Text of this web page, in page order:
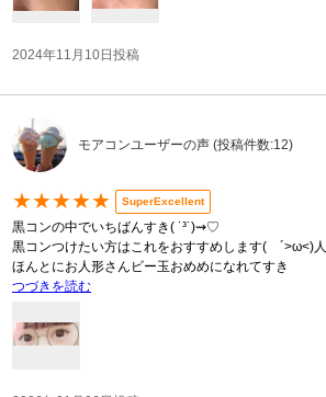
2024年11月10日投稿
モアコンユーザーの声 (投稿件数:12)
★★★★★ SuperExcellent
黒コンの中でいちばんすき( ˙³˙)⇝♡
黒コンつけたい方はこれをおすすめします( ´>ω<)人
ほんとにお人形さんビー玉おめめになれてすき
つづきを読む